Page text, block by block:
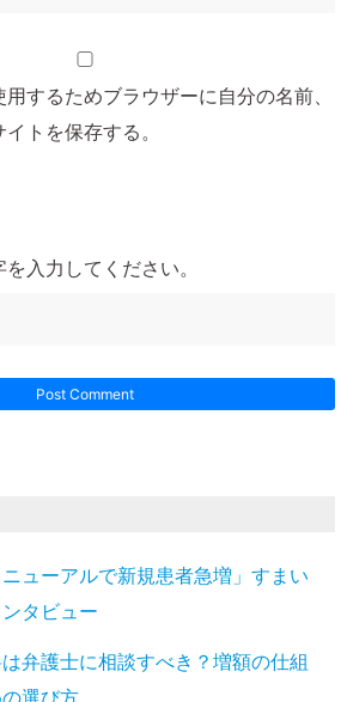
するためブラウザーに自分の名前、
トを保存する。
入力してください。
ニューアルで新規患者急増」すまい
タビュー
弁護士に相談すべき？増額の仕組